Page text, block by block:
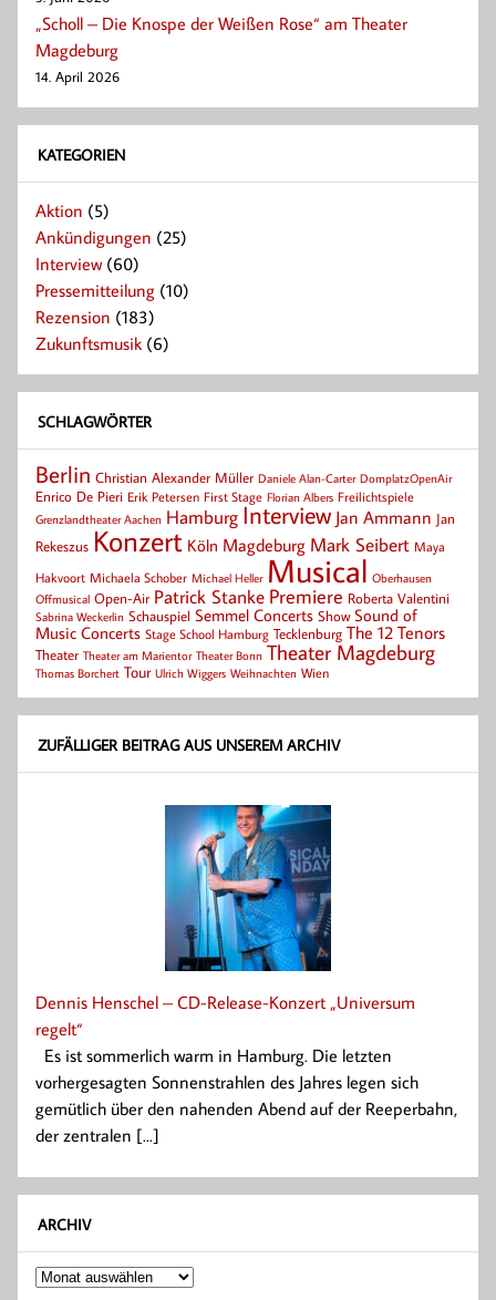
„Scholl – Die Knospe der Weißen Rose“ am Theater
Magdeburg
14. April 2026
KATEGORIEN
Aktion (5)
Ankündigungen (25)
Interview(60)
Pressemitteilung (10)
Rezension (183)
Zukunftsmusik(6)
SCHLAGWÖRTER
Berlin Christian Alexander Müller Daniele Alan-Carter DomplatzOpenAir
Enrico De Pieri Erik Petersen First Stage Florian Albers Freilichtspiele
Grenzlandtheater Aachen Hamburg Interview Jan Ammann Jan
Rekeszus Konzert Köln Magdeburg Mark Seibert Maya
Hakvoort Michaela Schober Michael Heller Musical Oberhausen
Offmusical Open-Air Patrick Stanke Premiere Roberta Valentini
Sabrina Weckerlin Schauspiel Semmel Concerts Show Sound of
Music Concerts Stage School Hamburg Tecklenburg The 12 Tenors
Theater Theater am Marientor Theater Bonn Theater Magdeburg
Thomas Borchert Tour Ulrich Wiggers Weihnachten Wien
ZUFÄLLIGER BEITRAG AUS UNSEREM ARCHIV
Dennis Henschel – CD-Release-Konzert „Universum
regelt“
Es ist sommerlich warm in Hamburg. Die letzten
vorhergesagten Sonnenstrahlen des Jahres legen sich
gemütlich über den nahenden Abend auf der Reeperbahn,
der zentralen [...]
ARCHIV
Archiv